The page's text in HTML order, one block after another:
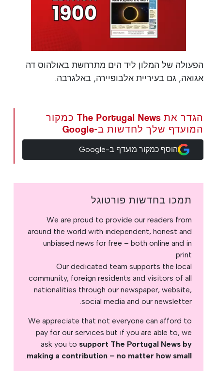
הפעולה של המלון ליד הים מתרחשת באולהוס דה
אגואה, גם בעיריית אלבופיירה, באלגרבה.
הגדר את The Portugal News כמקור
המועדף שלך לחדשות ב-Google
הוסף כמקור מועדף ב-Google
תמכו בחדשות פורטוגל
We are proud to provide our readers from
around the world with independent, honest and
unbiased news for free – both online and in
print.
Our dedicated team supports the local
community, foreign residents and visitors of all
nationalities through our newspaper, website,
social media and our newsletter.
We appreciate that not everyone can afford to
pay for our services but if you are able to, we
ask you to support The Portugal News by
making a contribution – no matter how small
.